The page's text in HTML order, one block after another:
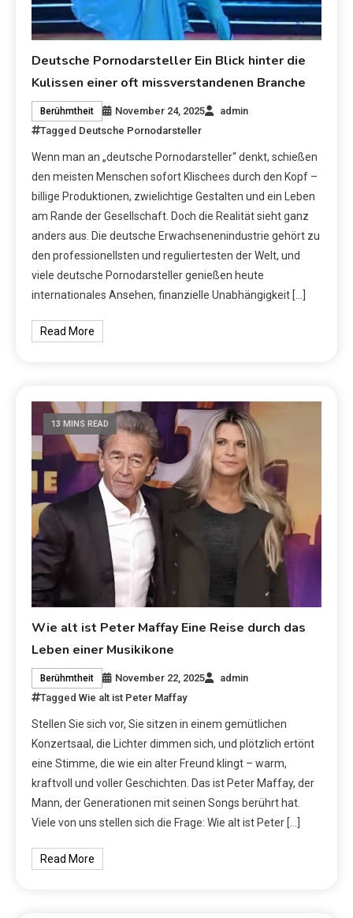
Deutsche Pornodarsteller Ein Blick hinter die
Kulissen einer oft missverstandenen Branche
Berühmtheit November 24, 2025
admin
Tagged Deutsche Pornodarsteller
Wenn man an „deutsche Pornodarsteller“ denkt, schießen
den meisten Menschen sofort Klischees durch den Kopf –
billige Produktionen, zwielichtige Gestalten und ein Leben
am Rande der Gesellschaft. Doch die Realität sieht ganz
anders aus. Die deutsche Erwachsenenindustrie gehört zu
den professionellsten und reguliertesten der Welt, und
viele deutsche Pornodarsteller genießen heute
internationales Ansehen, finanzielle Unabhängigkeit […]
Read More
13 MINS READ
Wie alt ist Peter Maffay Eine Reise durch das
Leben einer Musikikone
Berühmtheit November 22, 2025
admin
TaggedWie alt ist Peter Maffay
Stellen Sie sich vor, Sie sitzen in einem gemütlichen
Konzertsaal, die Lichter dimmen sich, und plötzlich ertönt
eine Stimme, die wie ein alter Freund klingt – warm,
kraftvoll und voller Geschichten. Das ist Peter Maffay, der
Mann, der Generationen mit seinen Songs berührt hat.
Viele von uns stellen sich die Frage: Wie alt ist Peter […]
Read More